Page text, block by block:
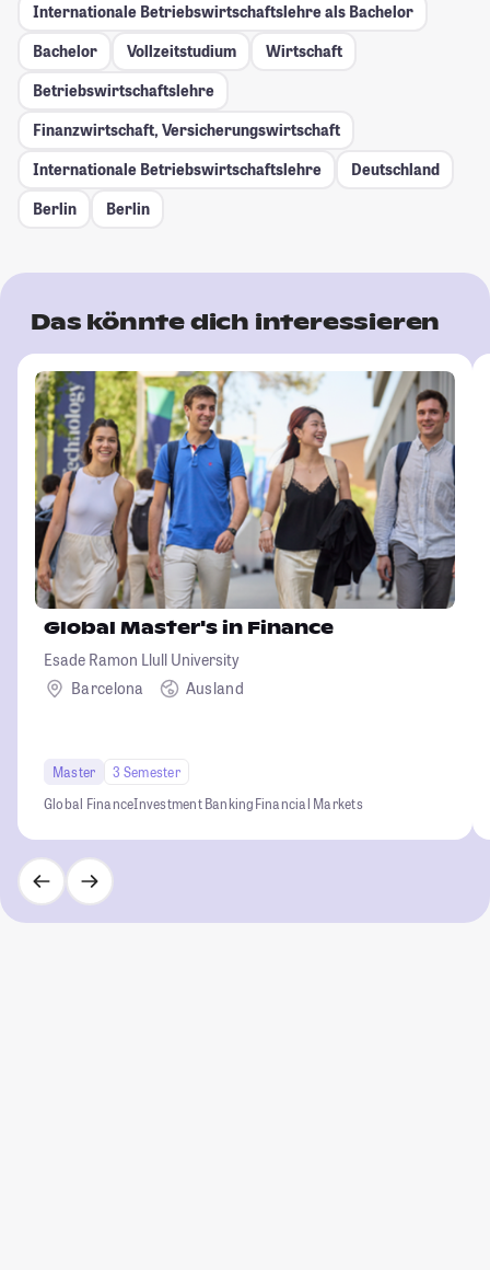
Internationale Betriebswirtschaftslehre als Bachelor
Bachelor
Vollzeitstudium
Wirtschaft
Betriebswirtschaftslehre
Finanzwirtschaft, Versicherungswirtschaft
Internationale Betriebswirtschaftslehre
Deutschland
Berlin
Berlin
Das könnte dich interessieren
Global Master's in Finance
Esade Ramon Llull University
Barcelona
Ausland
Master
3 Semester
Global FinanceInvestment BankingFinancial Markets